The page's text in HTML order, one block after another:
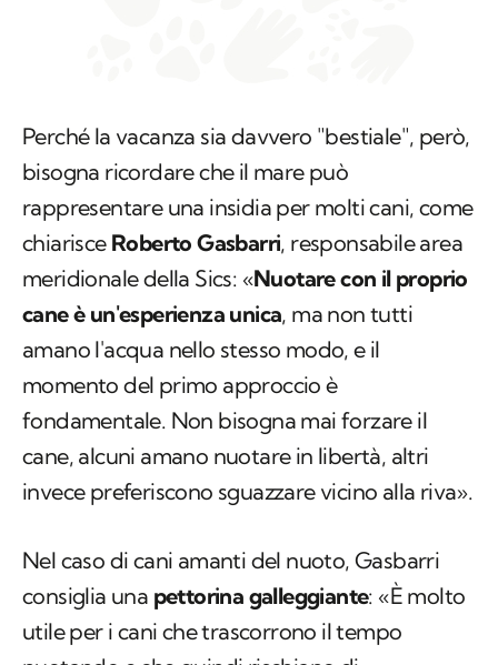
Perché la vacanza sia davvero "bestiale", però,
bisogna ricordare che il mare può
rappresentare una insidia per molti cani, come
chiarisce Roberto Gasbarri, responsabile area
meridionale della Sics: «Nuotare con il proprio
cane è un'esperienza unica, ma non tutti
amano l'acqua nello stesso modo, e il
momento del primo approccio è
fondamentale. Non bisogna mai forzare il
cane, alcuni amano nuotare in libertà, altri
invece preferiscono sguazzare vicino alla riva».
Nel caso di cani amanti del nuoto, Gasbarri
consiglia una pettorina galleggiante: «È molto
utile per i cani che trascorrono il tempo